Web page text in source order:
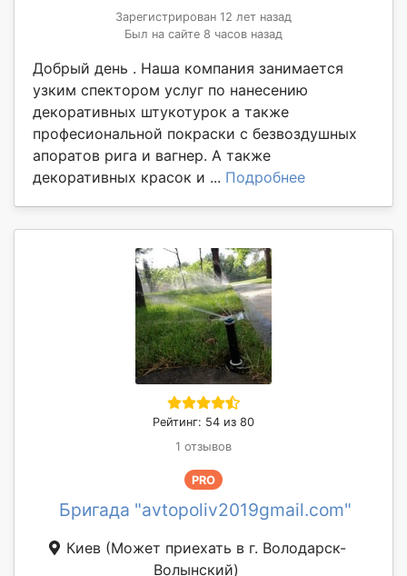
Зарегистрирован 12 лет назад
Был на сайте 8 часов назад
Добрый день . Наша компания занимается
узким спектором услуг по нанесению
декоративных штукотурок а также
професиональной покраски с безвоздушных
апоратов рига и вагнер. А также
декоративных красок и ... Подробнее
Рейтинг: 54 из 80
1 отзывов
PRO
Бригада "avtopoliv2019gmail.com"
Киев (Может приехать в г. Володарск-
Волынский)